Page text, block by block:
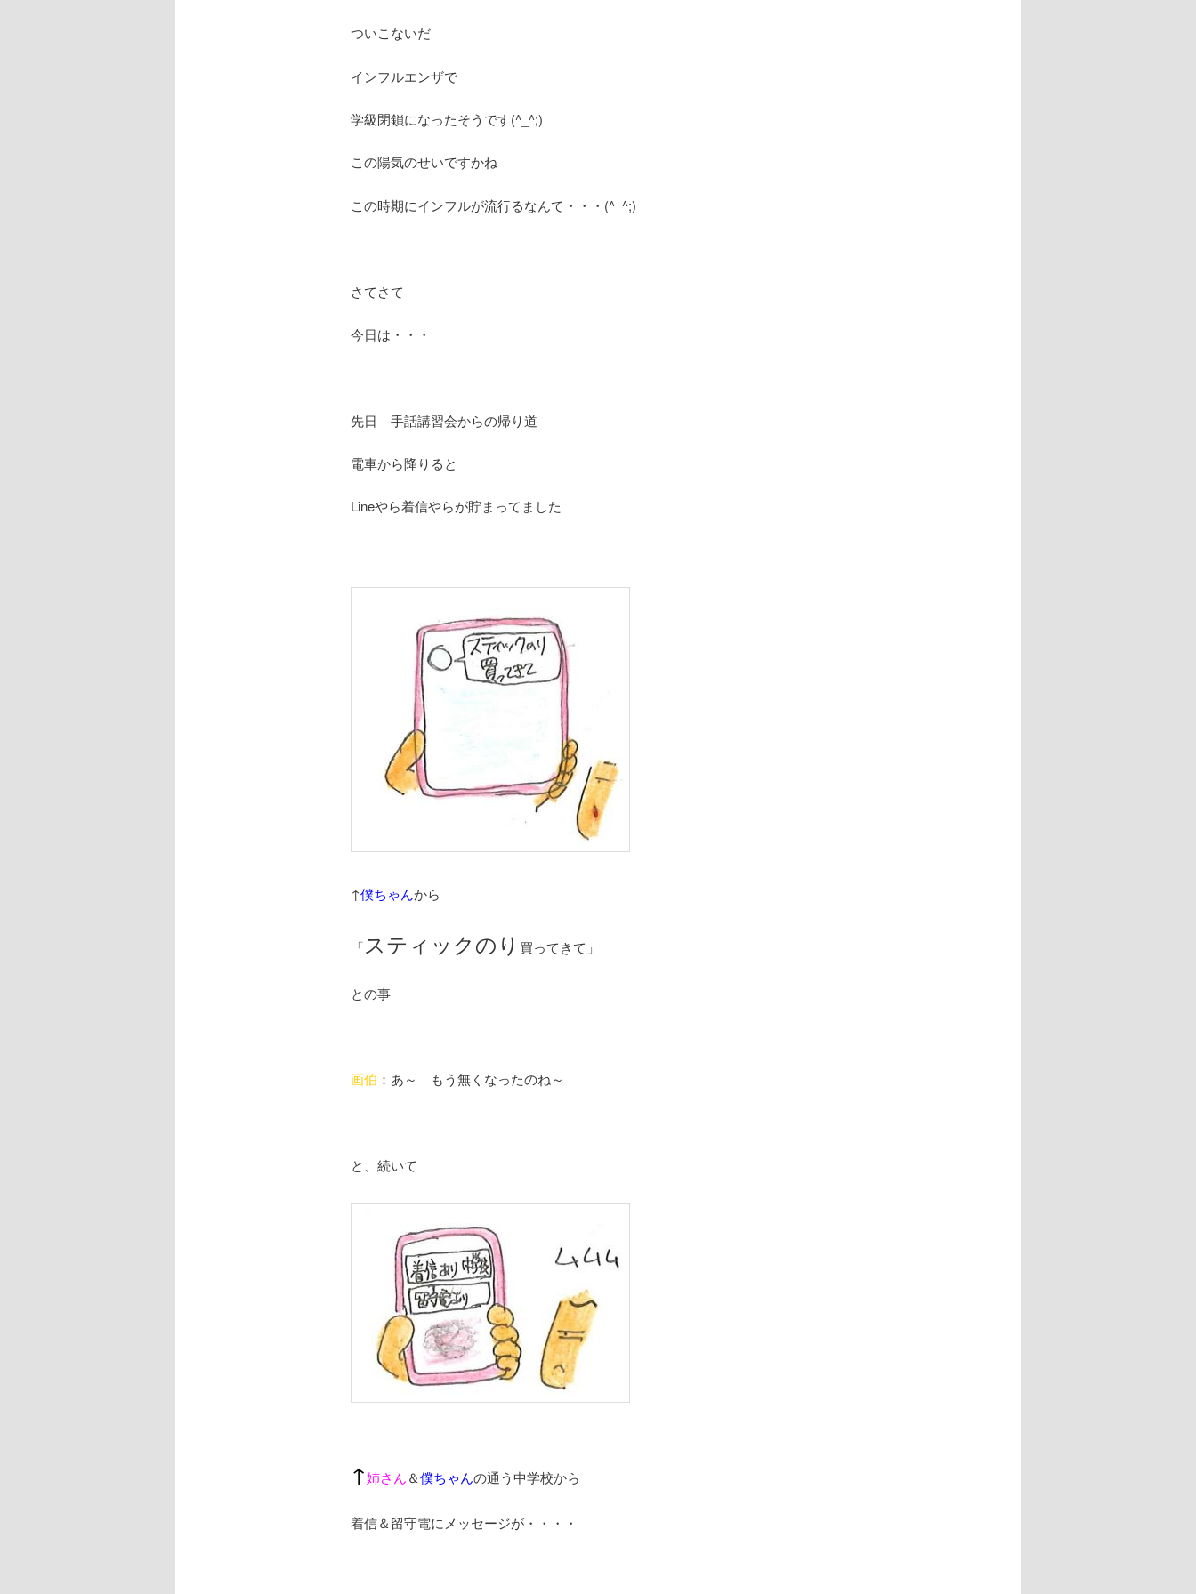
ついこないだ
インフルエンザで
学級閉鎖になったそうです(^_^;)
この陽気のせいですかね
この時期にインフルが流行るなんて・・・(^_^;)
さてさて
今日は・・・
先日 手話講習会からの帰り道
電車から降りると
Lineやら着信やらが貯まってました
↑僕ちゃんから
「スティックのり 買ってきて」
との事
画伯 ：あ～ もう無くなったのね～
と、続いて
↑姉さん＆僕ちゃんの通う中学校から
着信＆留守電にメッセージが・・・・